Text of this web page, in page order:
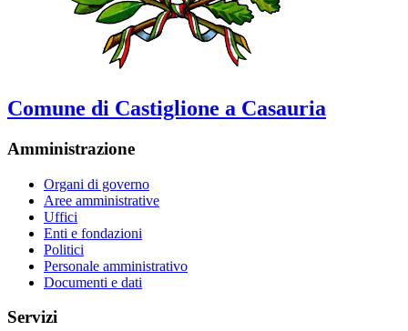
Comune di Castiglione a Casauria
Amministrazione
Organi di governo
Aree amministrative
Uffici
Enti e fondazioni
Politici
Personale amministrativo
Documenti e dati
Servizi